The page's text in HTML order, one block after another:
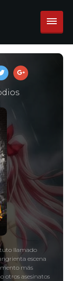
llamado
escena
más
otros asesinatos